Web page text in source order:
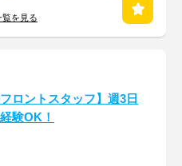
を見る
フロントスタッフ】週3日
験OK！